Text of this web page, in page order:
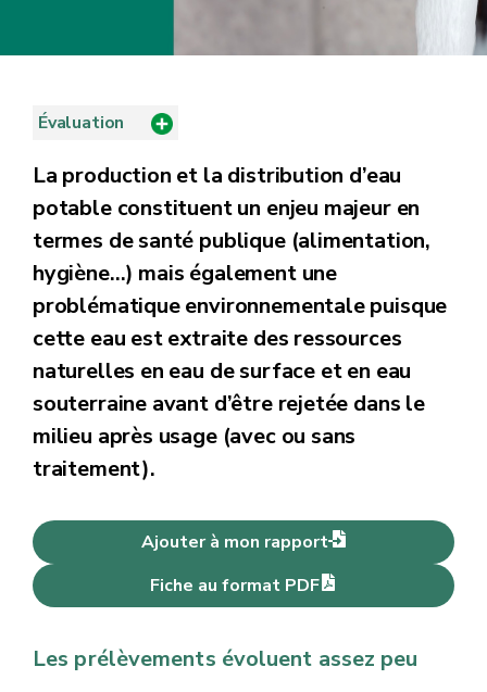
Évaluation
La production et la distribution d’eau
potable constituent un enjeu majeur en
termes de santé publique (alimentation,
hygiène…) mais également une
problématique environnementale puisque
cette eau est extraite des ressources
naturelles en eau de surface et en eau
souterraine avant d’être rejetée dans le
milieu après usage (avec ou sans
traitement).
Ajouter à mon rapport
Fiche au format PDF
Les prélèvements évoluent assez peu